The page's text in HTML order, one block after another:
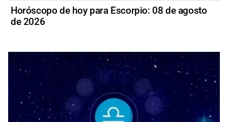
Horóscopo de hoy para Escorpio: 08 de agosto
de 2026